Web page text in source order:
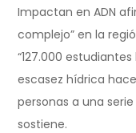
Impactan en ADN
complejo” en la
“127.000
escasez hídrica
personas a una
sostiene.